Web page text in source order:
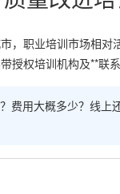
，职业培训市场相对
权培训机构及**联
费用大概多少？线上